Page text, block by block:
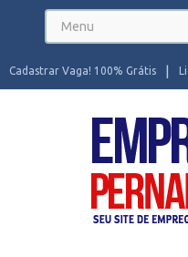
Cadastrar Vaga! 100% Grátis